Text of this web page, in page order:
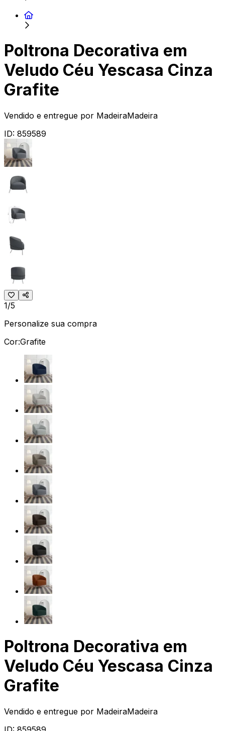
Poltrona Decorativa em
Veludo Céu Yescasa Cinza
Grafite
Vendido e entregue por MadeiraMadeira
ID: 859589
1/5
Personalize sua compra
Cor:Grafite
Poltrona Decorativa em
Veludo Céu Yescasa Cinza
Grafite
Vendido e entregue por MadeiraMadeira